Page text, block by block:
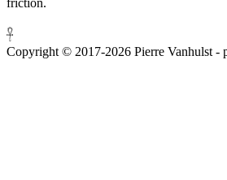
𓋹
Copyright © 2017-2026 Pierre Vanhulst -